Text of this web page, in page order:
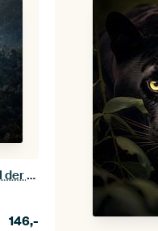
Sonnenaufgang über dem Dschungel der verlorenen Stadt in Kolumbien
146,-